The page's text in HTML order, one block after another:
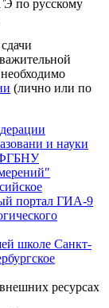
по русскому
(лично или по
и науки
портал ГИА-9
школе Санкт-
ресурсах